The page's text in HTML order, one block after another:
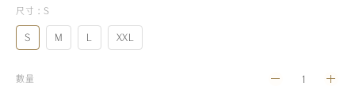
尺寸 : S
S M L XXL
數量